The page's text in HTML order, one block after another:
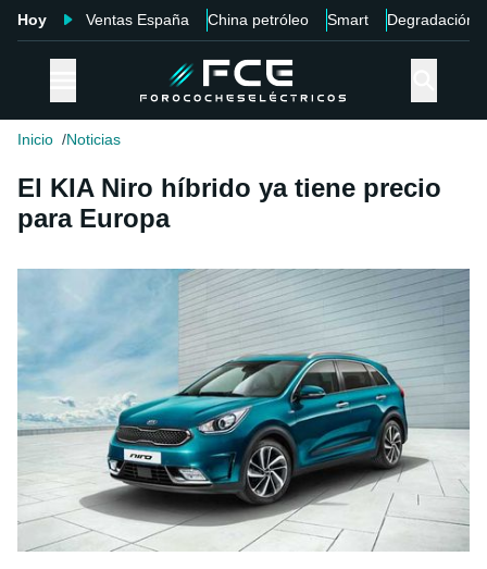
Hoy Ventas España China petróleo Smart Degradación
Inicio Noticias
El KIA Niro híbrido ya tiene precio
para Europa